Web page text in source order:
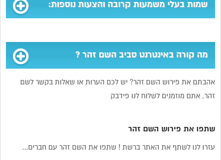
שמות בעלי משמעות קרובה והצעות נוספות:
מה קורה באינטרנט סביב השם זהר ?
אהבתם את פירוש השם זהר? יש לכם הערות או שאלות בקשר לשם
זהר, אתם מוזמנים לשלוח לנו פידבק
שתפו את פירוש השם זהר
עזרו לנו לשתף את האתר ברשת ! שתפו את השם זהר עם חברים...